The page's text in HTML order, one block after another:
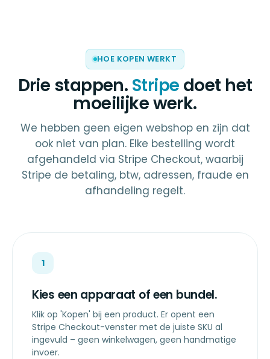
HOE KOPEN WERKT
Drie stappen. Stripe doet het
moeilijke werk.
We hebben geen eigen webshop en zijn dat
ook niet van plan. Elke bestelling wordt
afgehandeld via Stripe Checkout, waarbij
Stripe de betaling, btw, adressen, fraude en
afhandeling regelt.
1
Kies een apparaat of een bundel.
Klik op 'Kopen' bij een product. Er opent een
Stripe Checkout-venster met de juiste SKU al
ingevuld – geen winkelwagen, geen handmatige
invoer.